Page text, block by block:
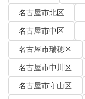
名古屋市北区
名古屋市中区
名古屋市瑞穂区
名古屋市中川区
名古屋市守山区